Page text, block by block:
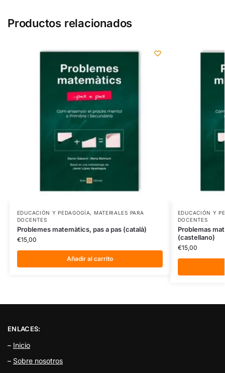
Productos relacionados
EDUCACIÓN Y PEDAGOGÍA, MATERIALES PARA
DOCENTES
Problemes matemàtics, pas a pas (català)
€15,00
Añadir al carrito
EDUCACIÓN Y
DOCENTES
Problemas
(castellano)
€15,00
ENLACES:
– Inicio
– Sobre nosotros